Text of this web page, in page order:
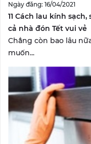
Ngày đăng: 16/04/2021
11 Cách lau kính
cả nhà đón Tết vui vẻ
Chẳng còn bao lâu
muốn...